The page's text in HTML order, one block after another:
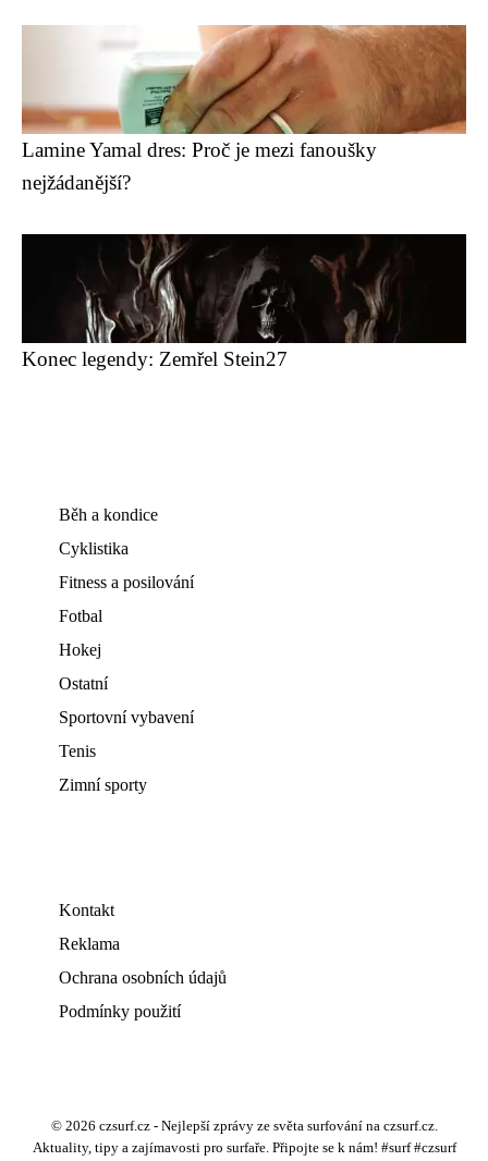
Lamine Yamal dres: Proč je mezi fanoušky
nejžádanější?
Konec legendy: Zemřel Stein27
Běh a kondice
Cyklistika
Fitness a posilování
Fotbal
Hokej
Ostatní
Sportovní vybavení
Tenis
Zimní sporty
Kontakt
Reklama
Ochrana osobních údajů
Podmínky použití
© 2026 czsurf.cz - Nejlepší zprávy ze světa surfování na czsurf.cz.
Aktuality, tipy a zajímavosti pro surfaře. Připojte se k nám! #surf #czsurf